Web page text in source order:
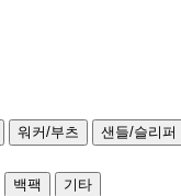
워커/부츠
샌들/슬리퍼
백팩 기타